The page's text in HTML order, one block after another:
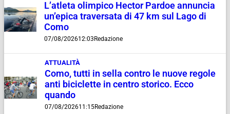
L’atleta olimpico Hector Pardoe annuncia
un’epica traversata di 47 km sul Lago di
Como
07/08/202612:03 Redazione
ATTUALITÀ
Como, tutti in sella contro le nuove regole
anti biciclette in centro storico. Ecco
quando
07/08/202611:15Redazione